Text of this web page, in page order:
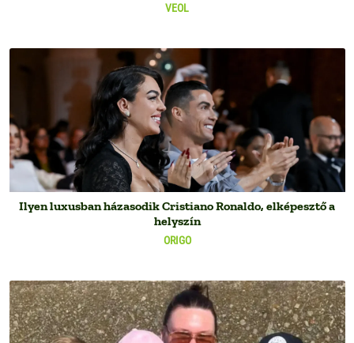
VEOL
ORIGO
Ilyen luxusban házasodik Cristiano Ronaldo, elképesztő a
helyszín